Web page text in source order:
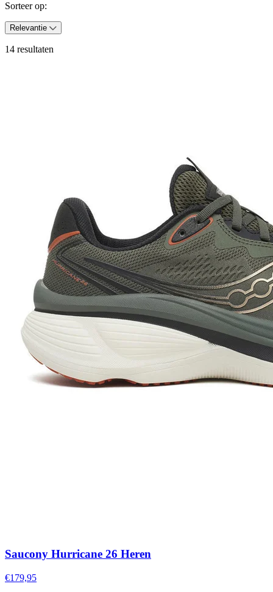
Sorteer op:
Relevantie
14 resultaten
Saucony Hurricane 26 Heren
€179,95